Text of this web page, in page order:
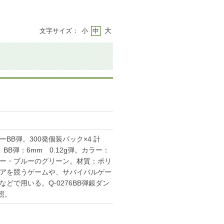
文字サイズ： 小 中 大
BB弾。300発個装パック×4 計
BB弾：6mm 0.12g弾。カラー：
・ブルーのグリーン。材質：ポリ
を競うゲームや、サバイバルゲー
どで用いる。Q-0276BB弾銀ダン